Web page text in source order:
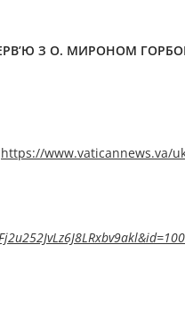
З О. МИРОНОМ
https://www.vaticannews.va/